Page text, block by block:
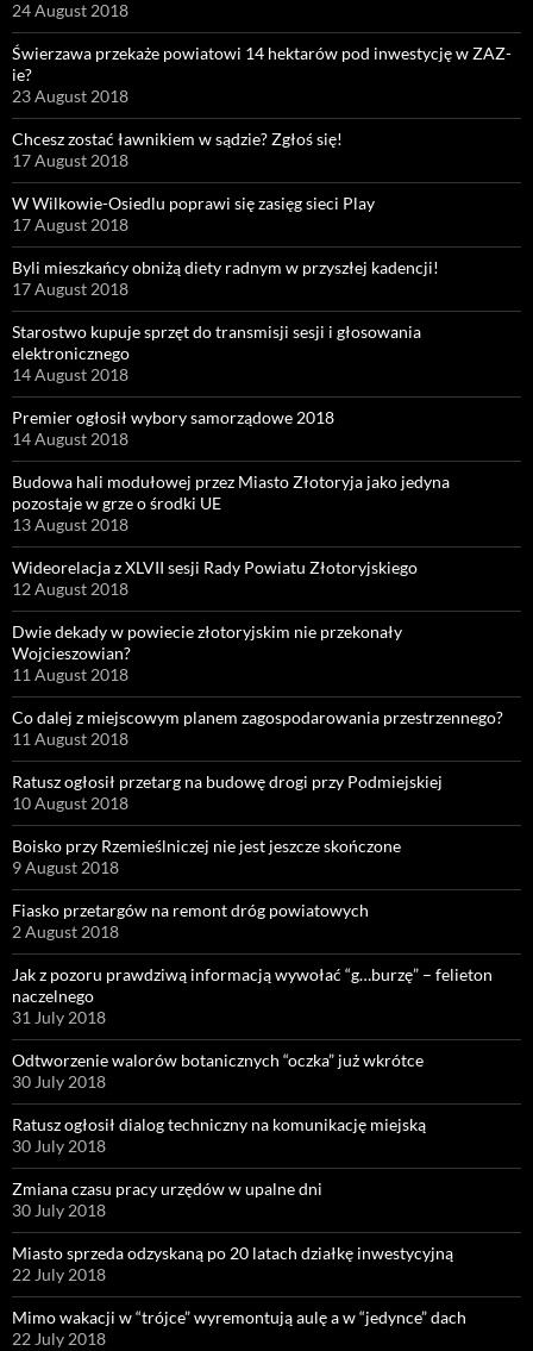
24 August 2018
Świerzawa przekaże powiatowi 14 hektarów pod inwestycję w ZAZ-
ie?
23 August 2018
Chcesz zostać ławnikiem w sądzie? Zgłoś się!
17 August 2018
W Wilkowie-Osiedlu poprawi się zasięg sieci Play
17 August 2018
Byli mieszkańcy obniżą diety radnym w przyszłej kadencji!
17 August 2018
Starostwo kupuje sprzęt do transmisji sesji i głosowania
elektronicznego
14 August 2018
Premier ogłosił wybory samorządowe 2018
14 August 2018
Budowa hali modułowej przez Miasto Złotoryja jako jedyna
pozostaje w grze o środki UE
13 August 2018
Wideorelacja z XLVII sesji Rady Powiatu Złotoryjskiego
12 August 2018
Dwie dekady w powiecie złotoryjskim nie przekonały
Wojcieszowian?
11 August 2018
Co dalej z miejscowym planem zagospodarowania przestrzennego?
11 August 2018
Ratusz ogłosił przetarg na budowę drogi przy Podmiejskiej
10 August 2018
Boisko przy Rzemieślniczej nie jest jeszcze skończone
9 August 2018
Fiasko przetargów na remont dróg powiatowych
2 August 2018
Jak z pozoru prawdziwą informacją wywołać “g…burzę” – felieton
naczelnego
31 July 2018
Odtworzenie walorów botanicznych “oczka” już wkrótce
30 July 2018
Ratusz ogłosił dialog techniczny na komunikację miejską
30 July 2018
Zmiana czasu pracy urzędów w upalne dni
30 July 2018
Miasto sprzeda odzyskaną po 20 latach działkę inwestycyjną
22 July 2018
Mimo wakacji w “trójce” wyremontują aulę a w “jedynce” dach
22 July 2018